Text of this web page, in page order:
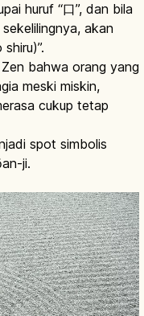
huruf “口”, dan bila
akan
bahwa orang yang
meski miskin,
cukup tetap
spot simbolis
ji.